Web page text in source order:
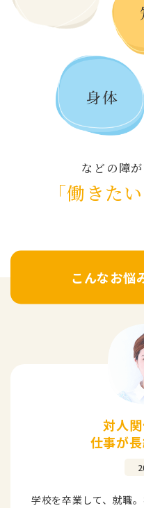
などの障
「働きた
こんなお悩
対人
仕事が長
学校を卒業して、就職